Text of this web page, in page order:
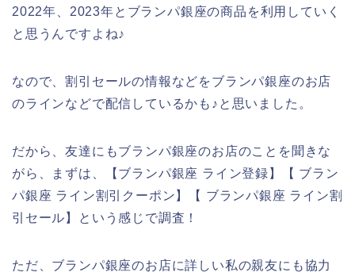
2022年、2023年とブランパ銀座の商品を利用していく
と思うんですよね♪
なので、割引セールの情報などをブランパ銀座のお店
のラインなどで配信しているかも♪と思いました。
だから、友達にもブランパ銀座のお店のことを聞きな
がら、まずは、【ブランパ銀座 ライン登録】【 ブラン
パ銀座 ライン割引クーポン】【 ブランパ銀座 ライン割
引セール】という感じで調査！
ただ、ブランパ銀座のお店に詳しい私の親友にも協力